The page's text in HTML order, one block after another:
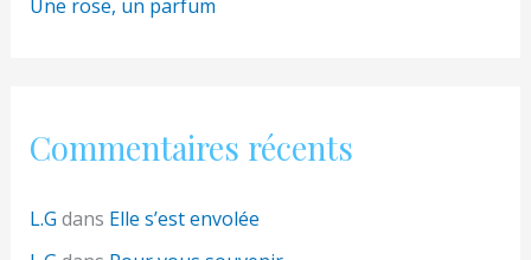
Une rose, un parfum
Commentaires récents
L.G dans Elle s’est envolée